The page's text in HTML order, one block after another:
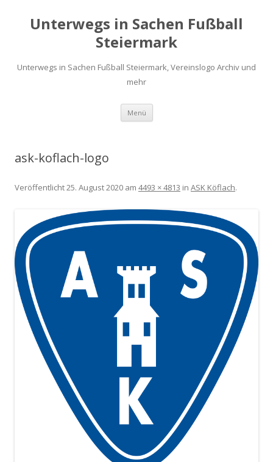
Unterwegs in Sachen Fußball
Steiermark
Unterwegs in Sachen Fußball Steiermark, Vereinslogo Archiv und
mehr
Menü Zum
springen
ask-koflach-logo
Veröffentlicht25. August 2020 am 4493 × 4813 in ASK Köflach.